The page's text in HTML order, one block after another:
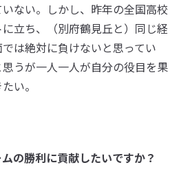
ない。しかし、昨年の全国高校
立ち、（別府鶴見丘と）同じ経
は絶対に負けないと思ってい
うが一人一人が自分の役目を果
い。
の勝利に貢献したいですか？